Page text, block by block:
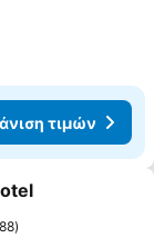
τιμών
αγαπημένα